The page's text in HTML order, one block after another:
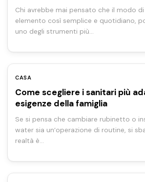
Chi avrebbe mai pensato che il modo di
elemento così semplice e quotidiano,
uno degli strumenti più…
CASA
Come scegliere i sanitari più
esigenze della famiglia
Se si pensa che cambiare rubinetto o
water sia un’operazione di routine, si
realtà è…